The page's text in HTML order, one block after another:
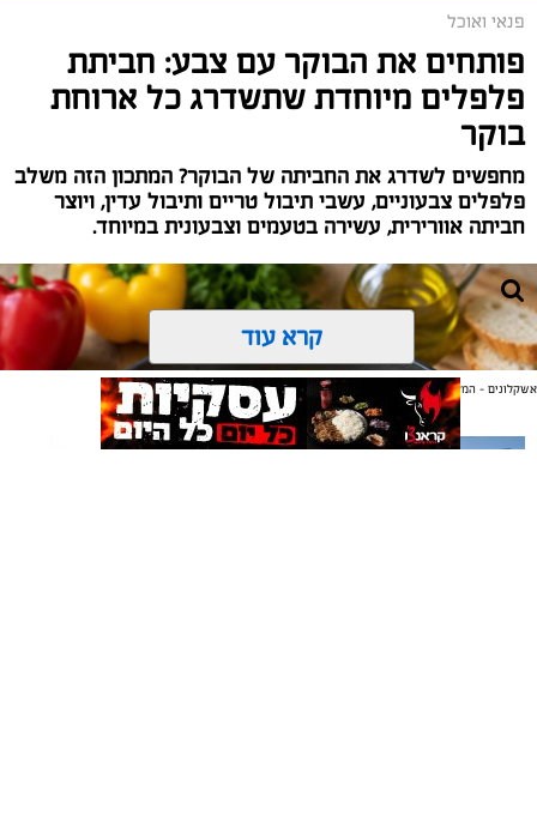
פנאי ואוכל
פותחים את הבוקר עם צבע: חביתת
פלפלים מיוחדת שתשדרג כל ארוחת
בוקר
מחפשים לשדרג את החביתה של הבוקר? המתכון הזה משלב
פלפלים צבעוניים, עשבי תיבול טריים ותיבול עדין, ויוצר
חביתה אוורירית, עשירה בטעמים וצבעונית במיוחד.
קרא עוד
אשקלונים - המקומון היומי של אשקלון באינטרנט
אולי יעניין אותך גם